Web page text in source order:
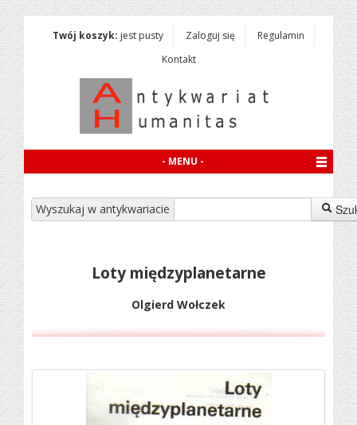
Twój koszyk: jest pusty Zaloguj się
Regulamin
Kontakt
- MENU -
Wyszukaj w antykwariacie
Loty międzyplanetarne
Olgierd Wołczek